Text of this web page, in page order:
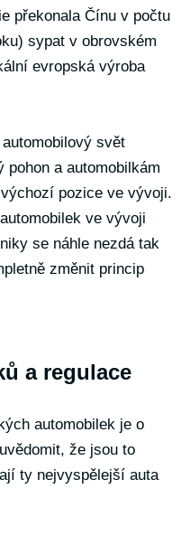
překonala Čínu v počtu
sypat v obrovském
evropská výroba
svět
a automobilkám
pozice ve vývoji.
ve vývoji
se náhle nezdá tak
změnit princip
a regulace
automobilek je o
že jsou to
ty nejvyspělejší auta